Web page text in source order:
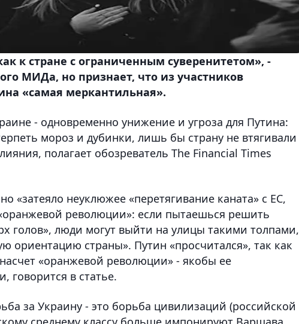
к стране с ограниченным суверенитетом», -
МИДа, но признает, что из участников
«самая меркантильная».
- одновременно унижение и угроза для Путина:
мороз и дубинки, лишь бы страну не втягивали
полагает обозреватель The Financial Times
«затеяло неуклюжее «перетягивание каната» с ЕС,
революции»: если пытаешься решить
голов», люди могут выйти на улицы такими толпами,
ориентацию страны». Путин «просчитался», так как
«оранжевой революции» - якобы ее
говорится в статье.
за Украину - это борьба цивилизаций (российской